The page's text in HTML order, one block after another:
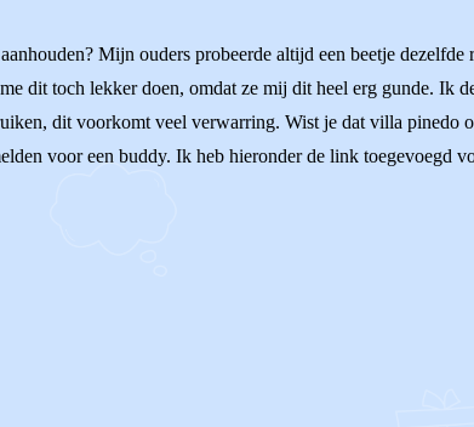
Mijn ouders probeerde altijd een beetje dezelfde
dit toch lekker doen, omdat ze mij dit heel erg gunde. Ik
dit voorkomt veel verwarring. Wist je dat villa pinedo
voor een buddy. Ik heb hieronder de link toegevoegd